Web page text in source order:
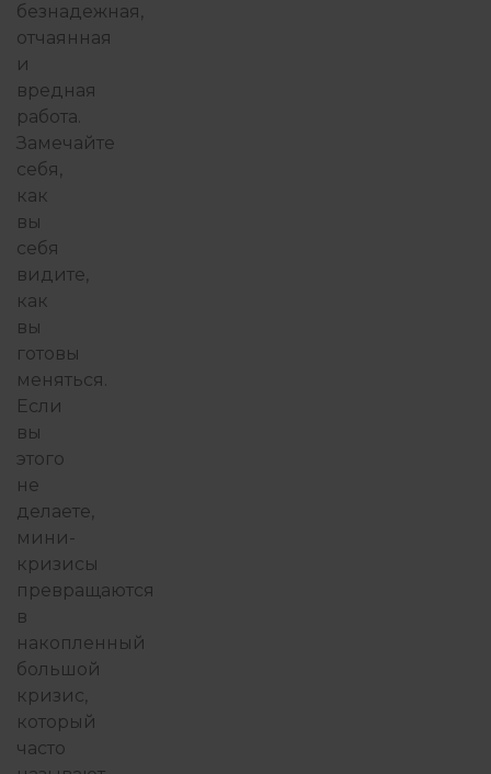
безнадежная,
отчаянная
и
вредная
работа.
Замечайте
себя,
как
вы
себя
видите,
как
вы
готовы
меняться.
Если
вы
этого
не
делаете,
мини-
кризисы
превращаются
в
накопленный
большой
кризис,
который
часто